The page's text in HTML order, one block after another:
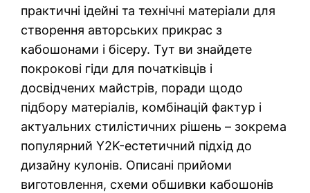
практичні ідейні та технічні матеріали для
створення авторських прикрас з
кабошонами і бісеру. Тут ви знайдете
покрокові гіди для початківців і
досвідчених майстрів, поради щодо
підбору матеріалів, комбінацій фактур і
актуальних стилістичних рішень – зокрема
популярний Y2K-естетичний підхід до
дизайну кулонів. Описані прийоми
виготовлення, схеми обшивки кабошонів